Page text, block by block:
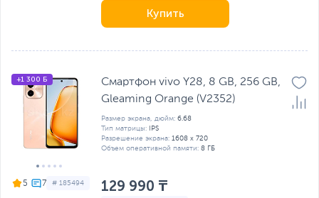
Купить
5 # 185494
+1 300 Б
Смартфон vivo Y28, 8 GB, 256 GB,
Gleaming Orange (V2352)
Размер экрана, дюйм: 6.68
Тип матрицы:
IPS
Разрешение экрана: 1608 x 720
Объем оперативной памяти: 8 ГБ
129 990 ₸